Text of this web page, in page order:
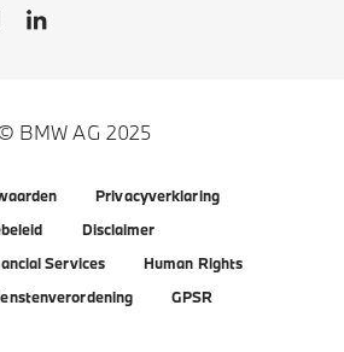
BMW AG 2025
Privacyverklaring
Disclaimer
Services
Human Rights
GPSR